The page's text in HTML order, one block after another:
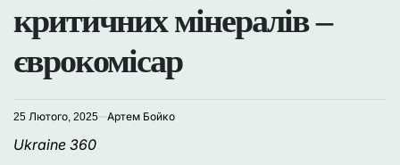
критичних мінералів –
єврокомісар
25 Лютого, 2025 Артем Бойко
Ukraine 360